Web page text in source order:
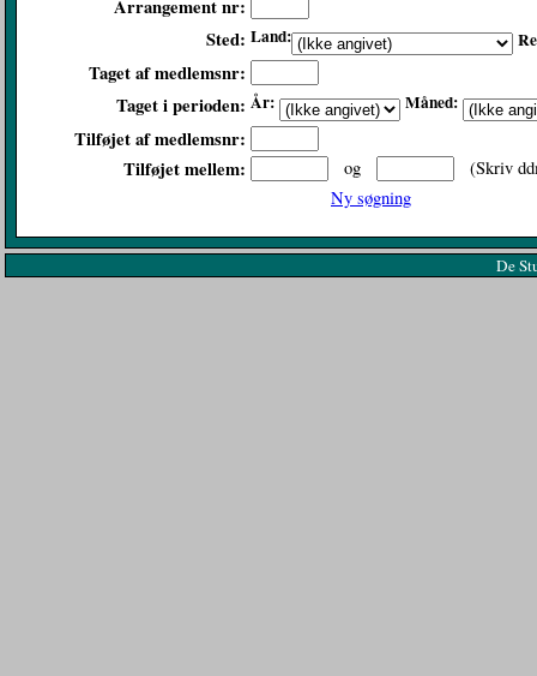
Arrangement nr:
Sted: Land:
Taget af medlemsnr:
Taget i perioden: År: Måned:
Tilføjet af medlemsnr:
Tilføjet mellem:
og
(Skriv
Ny søgning
De